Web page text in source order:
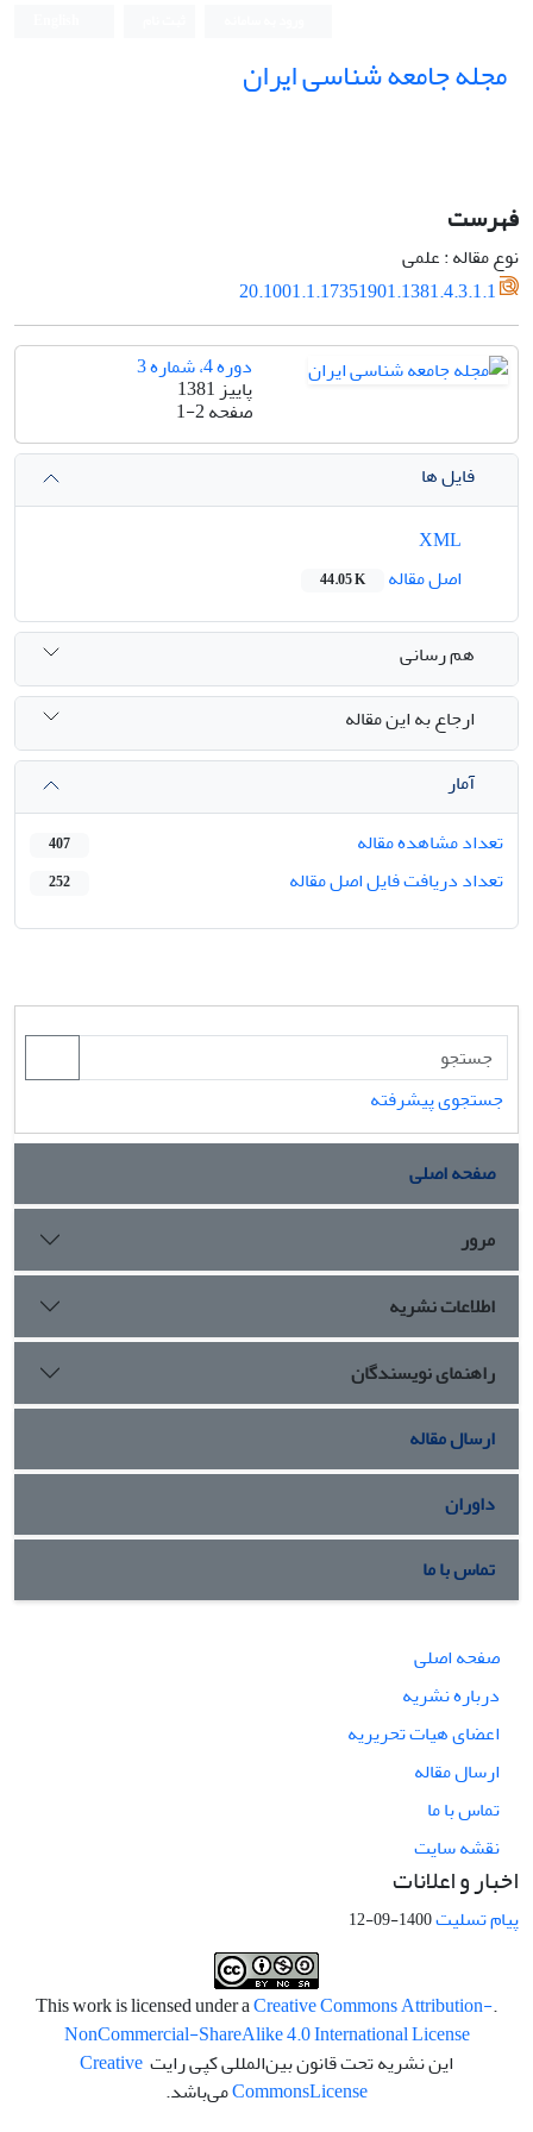
مجله جامعه شناسی ایران
فهرست
نوع مقاله : علمی
20.1001.1.17351901.1381.4.3.1.1
دوره 4، شماره 3
پاییز 1381
صفحه1-2
فایل ها
اصل مقاله
44.05 K
هم رسانی
ارجاع به این مقاله
آمار
تعداد مشاهده مقاله
407
تعداد دریافت فایل اصل مقاله 252
جستجوی پیشرفته
صفحه اصلی
مرور
اطلاعات نشریه
راهنمای نویسندگان
ارسال مقاله
داوران
تماس با ما
صفحه اصلی
درباره نشریه
اعضای هیات تحریریه
ارسال مقاله
تماس با ما
نقشه سایت
اخبار و اعلانات
پیام تسلیت1400-09-12
.This work is licensed under a
Creative Commons Attribution-
NonCommercial-ShareAlike 4.0 International License
این نشریه تحت قانون بین‌المللی کپی رایت Creative
CommonsLicense می‌باشد.